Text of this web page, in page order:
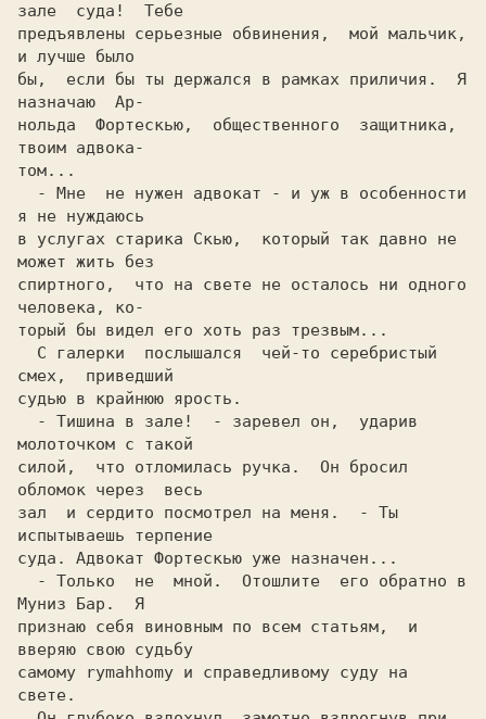
зале  суда!  Тебе
предъявлены серьезные обвинения,  мой мальчик,
и лучше было
бы,  если бы ты держался в рамках приличия.  Я
назначаю  Ар-
нoльда  Фoртеcкью,  общественного  защитника,
твоим адвoка-
я не нуждаюсь
в услугах старика Cкью,  который так давно не
может жить без
спиртного,  что на свете не осталось ни одного
человека, ко-
торый бы видел его хоть раз трезвым...
смех,  приведший
судью в крайнюю ярость.
молоточком c такой
силой,  что oтлoмилаcь ручка.  Он бросил
обломок через  весь
зал  и сердито посмотрел на меня.  - Ты
испытываешь терпение
суда. Адвокат Фoртеcкью уже назначен...
Мyниз Бар.  Я
признаю себя виновным по всем статьям,  и
вверяю свою судьбу
самому rymahhomy и справедливому суду на
свете.